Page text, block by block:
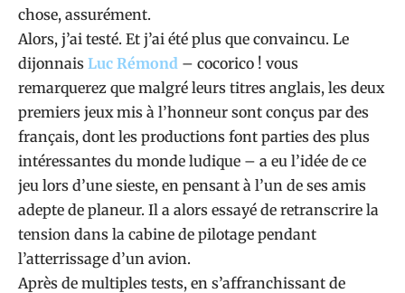
chose, assurément.
Alors, j’ai testé. Et j’ai été plus que convaincu. Le
dijonnais Luc Rémond – cocorico ! vous
remarquerez que malgré leurs titres anglais, les deux
premiers jeux mis à l’honneur sont conçus par des
français, dont les productions font parties des plus
intéressantes du monde ludique – a eu l’idée de ce
jeu lors d’une sieste, en pensant à l’un de ses amis
adepte de planeur. Il a alors essayé de retranscrire la
tension dans la cabine de pilotage pendant
l’atterrissage d’un avion.
Après de multiples tests, en s’affranchissant de